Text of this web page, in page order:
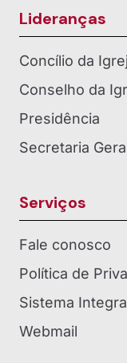
Lideranças
Concílio da
Conselho da
Presidência
Secretaria
Serviços
Fale conosco
Política de
Sistema
Webmail